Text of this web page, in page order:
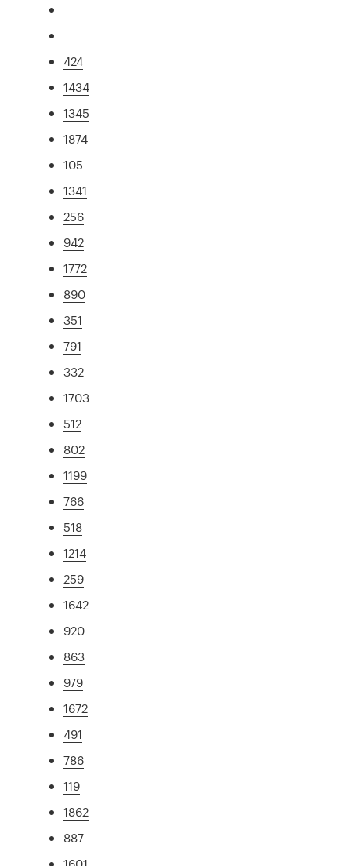
424
1434
1345
1874
105
1341
256
942
1772
890
351
791
332
1703
512
802
1199
766
518
1214
259
1642
920
863
979
1672
491
786
119
1862
887